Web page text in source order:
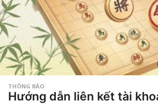
THÔNG BÁO
Hướng dẫn liên kết tài